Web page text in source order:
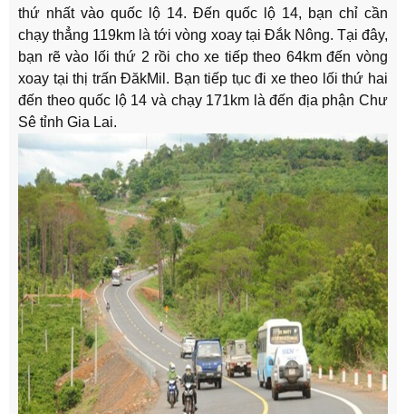
thứ nhất vào quốc lộ 14. Đến quốc lộ 14, bạn chỉ cần
chạy thẳng 119km là tới vòng xoay tại Đắk Nông. Tại đây,
bạn rẽ vào lối thứ 2 rồi cho xe tiếp theo 64km đến vòng
xoay tại thị trấn ĐăkMil. Bạn tiếp tục đi xe theo lối thứ hai
đến theo quốc lộ 14 và chạy 171km là đến địa phận Chư
Sê tỉnh Gia Lai.